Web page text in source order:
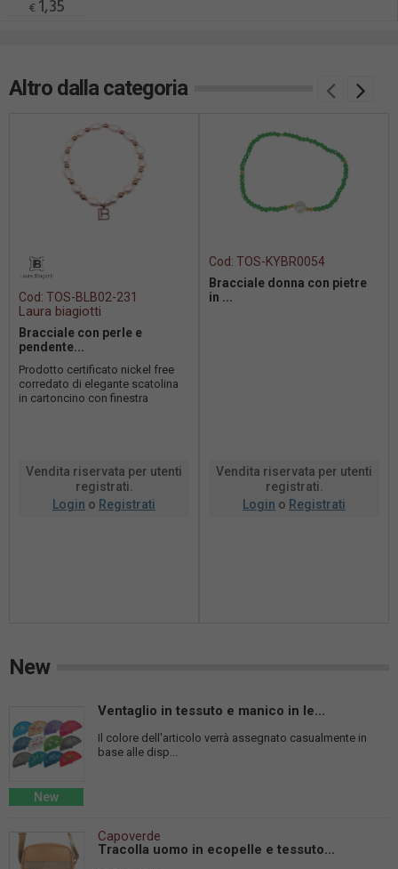
€ 1,35
Altro dalla categoria
Cod: TOS-BLB02-231
Laura biagiotti
Bracciale con perle e
pendente...
Prodotto certificato nickel free
corredato di elegante scatolina
in cartoncino con finestra
Vendita riservata per utenti
registrati.
Login o Registrati
Cod: TOS-KYBR0054
Bracciale donna con pietre
in ...
Vendita riservata per utenti
registrati.
Login o Registrati
New
New
Ventaglio in tessuto e manico in le...
Il colore dell'articolo verrà assegnato casualmente in
base alle disp...
Capoverde
Tracolla uomo in ecopelle e tessuto...